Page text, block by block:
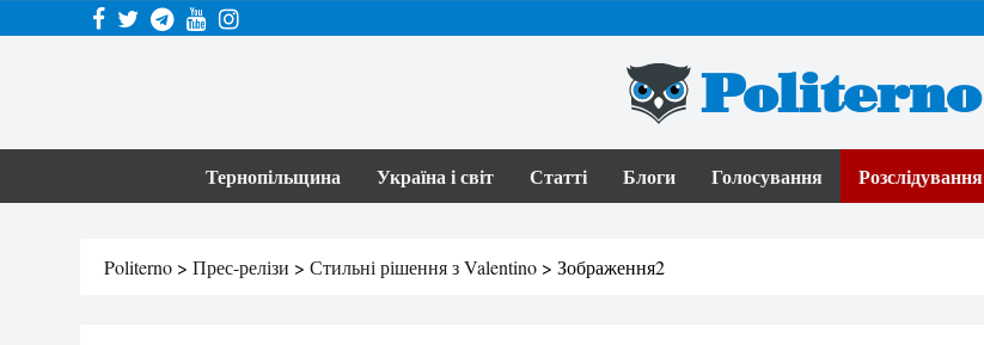
Politerno
Тернопільщина Україна і світ Статті Блоги Голосування Розслідування
Politerno > Прес-релізи > Стильні рішення з Valentino > Зображення2